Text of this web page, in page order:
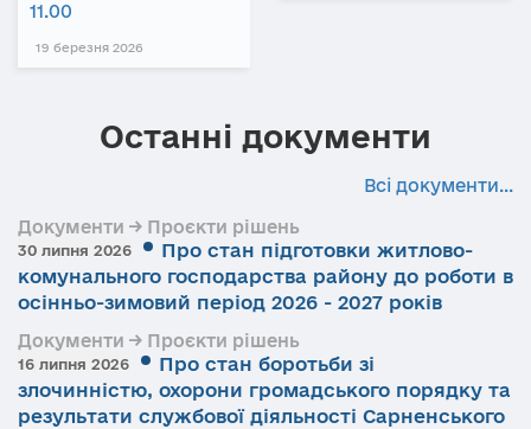
11.00
19 березня 2026
Останні документи
Всі документи...
Документи → Проєкти рішень
30 липня 2026
Про стан підготовки житлово-
комунального господарства району до роботи в
осінньо-зимовий період 2026 - 2027 років
Документи → Проєкти рішень
16 липня 2026
Про стан боротьби зі
злочинністю, охорони громадського порядку та
результати службової діяльності Сарненського